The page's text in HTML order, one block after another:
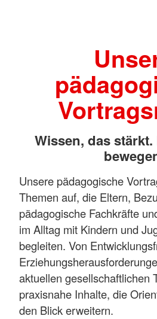
Wissen, das
Unsere pädagogische
Themen auf, die Eltern,
pädagogische Fachkräfte
im Alltag mit Kindern und
begleiten. Von
aktuellen gesellschaftlichen
praxisnahe Inhalte, die
den Blick erweitern.